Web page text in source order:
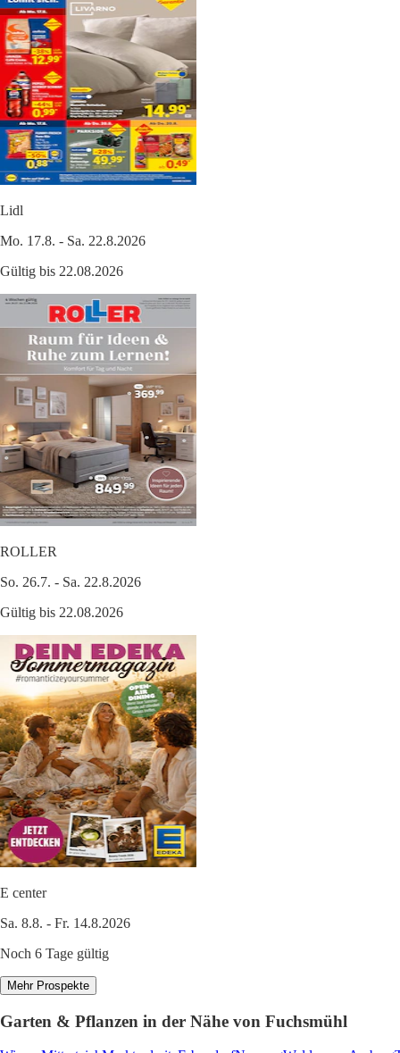
Lidl
Mo. 17.8. - Sa. 22.8.2026
Gültig bis 22.08.2026
ROLLER
So. 26.7. - Sa. 22.8.2026
Gültig bis 22.08.2026
E center
Sa. 8.8. - Fr. 14.8.2026
Noch 6 Tage gültig
Mehr Prospekte
Garten & Pflanzen in der Nähe von Fuchsmühl